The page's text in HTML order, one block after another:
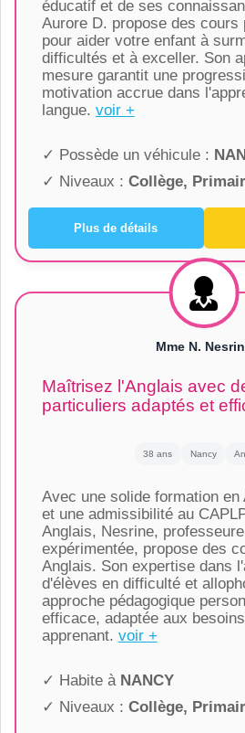
éducatif et de ses
Aurore D. propose des
pour aider votre enfant à
difficultés et à exceller. Son
mesure garantit une
motivation accrue dans
langue. voir +
✓ Possède un véhicule :
✓ Niveaux : Collège,
Plus de détails
Mme N.
Maîtrisez l'Anglais avec
particuliers adaptés et
38 ans Nancy
Avec une solide formation en
et une admissibilité au
Anglais, Nesrine,
expérimentée, propose des
Anglais. Son expertise dans
d'élèves en difficulté et
approche pédagogique
efficace, adaptée aux
apprenant. voir +
✓ Habite à NANCY
✓ Niveaux : Collège,